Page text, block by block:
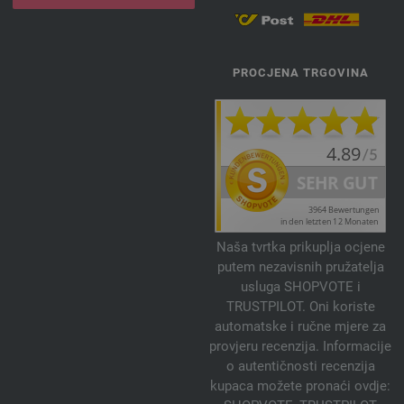
149-konjak | EAN: 4033493251501
156-Oleander zeleni | EAN: 4033493271356
159-svijetlo zelena | EAN: 4033493271387
161-žuta narančasta | EAN: 4033493289108
162-Losos narandžasta | EAN: 4033493289115
164-Ljubičasta lila | EAN: 4033493289139
PROCJENA TRGOVINA
Naša tvrtka prikuplja ocjene
putem nezavisnih pružatelja
usluga SHOPVOTE i
TRUSTPILOT. Oni koriste
automatske i ručne mjere za
provjeru recenzija. Informacije
o autentičnosti recenzija
kupaca možete pronaći ovdje: